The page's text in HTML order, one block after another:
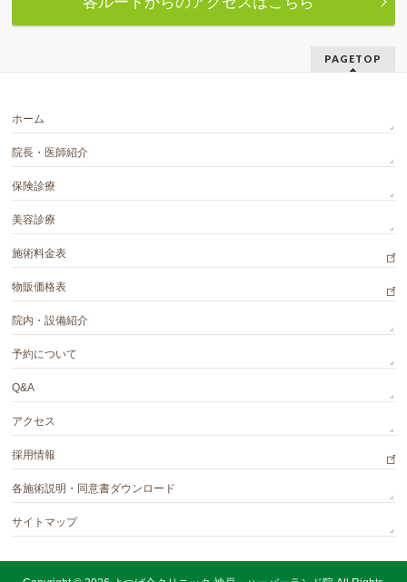
PAGETOP
ホーム
院長・医師紹介
保険診療
美容診療
施術料金表
物販価格表
院内・設備紹介
予約について
Q&A
アクセス
採用情報
各施術説明・同意書ダウンロード
サイトマップ